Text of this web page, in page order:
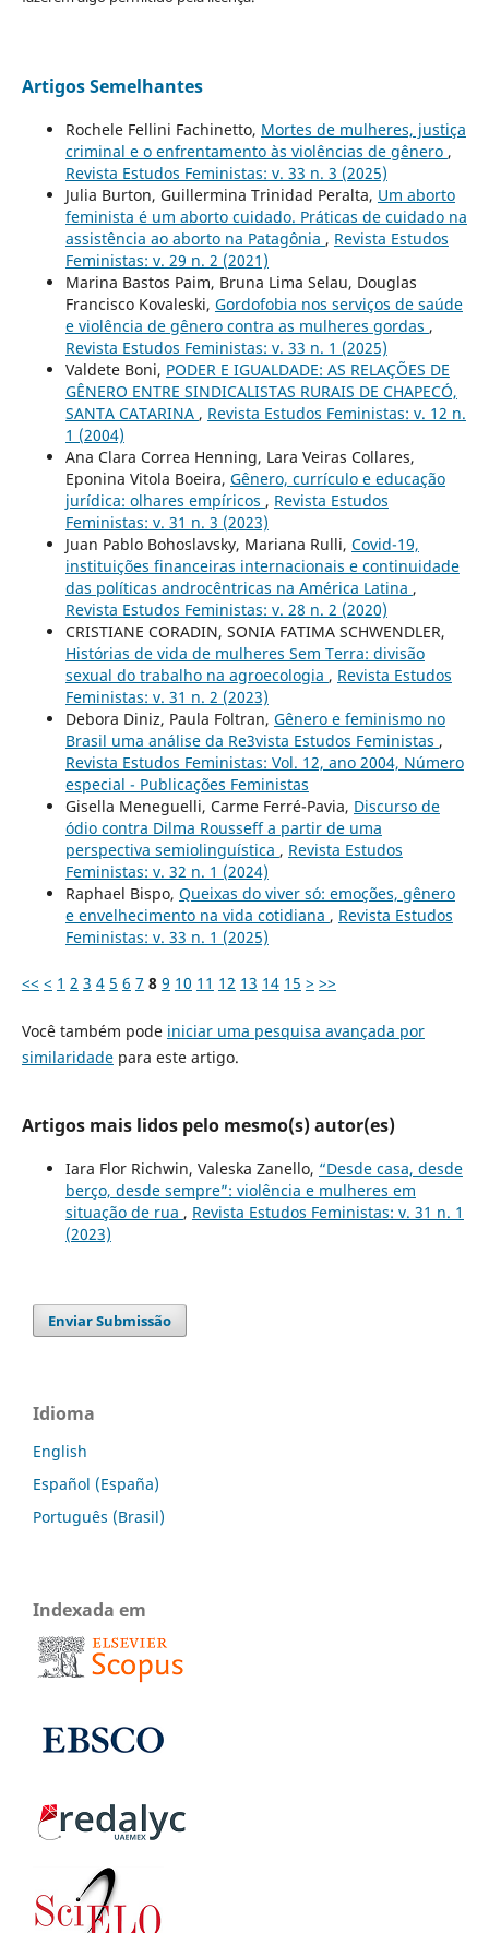
Artigos Semelhantes
Rochele Fellini Fachinetto, Mortes de mulheres, justiça
criminal e o enfrentamento às violências de gênero ,
Revista Estudos Feministas: v. 33 n. 3 (2025)
Julia Burton, Guillermina Trinidad Peralta, Um aborto
feminista é um aborto cuidado. Práticas de cuidado na
assistência ao aborto na Patagônia , Revista Estudos
Feministas: v. 29 n. 2 (2021)
Marina Bastos Paim, Bruna Lima Selau, Douglas
Francisco Kovaleski, Gordofobia nos serviços de saúde
e violência de gênero contra as mulheres gordas ,
Revista Estudos Feministas: v. 33 n. 1 (2025)
Valdete Boni, PODER E IGUALDADE: AS RELAÇÕES DE
GÊNERO ENTRE SINDICALISTAS RURAIS DE CHAPECÓ,
SANTA CATARINA , Revista Estudos Feministas: v. 12 n.
1 (2004)
Ana Clara Correa Henning, Lara Veiras Collares,
Eponina Vitola Boeira, Gênero, currículo e educação
jurídica: olhares empíricos , Revista Estudos
Feministas: v. 31 n. 3 (2023)
Juan Pablo Bohoslavsky, Mariana Rulli, Covid-19,
instituições financeiras internacionais e continuidade
das políticas androcêntricas na América Latina ,
Revista Estudos Feministas: v. 28 n. 2 (2020)
CRISTIANE CORADIN, SONIA FATIMA SCHWENDLER,
Histórias de vida de mulheres Sem Terra: divisão
sexual do trabalho na agroecologia , Revista Estudos
Feministas: v. 31 n. 2 (2023)
Debora Diniz, Paula Foltran, Gênero e feminismo no
Brasil uma análise da Re3vista Estudos Feministas ,
Revista Estudos Feministas: Vol. 12, ano 2004, Número
especial - Publicações Feministas
Gisella Meneguelli, Carme Ferré-Pavia, Discurso de
ódio contra Dilma Rousseff a partir de uma
perspectiva semiolinguística , Revista Estudos
Feministas: v. 32 n. 1 (2024)
Raphael Bispo, Queixas do viver só: emoções, gênero
e envelhecimento na vida cotidiana , Revista Estudos
Feministas: v. 33 n. 1 (2025)
<< < 1 2 3 4 5 6 7 8 9 10 11 12 13 14 15 > >>
Você também pode iniciar uma pesquisa avançada por
similaridadepara este artigo.
Artigos mais lidos pelo mesmo(s) autor(es)
Iara Flor Richwin, Valeska Zanello, “Desde casa, desde
berço, desde sempre”: violência e mulheres em
situação de rua , Revista Estudos Feministas: v. 31 n. 1
(2023)
Enviar Submissão
Idioma
English
Español (España)
Português (Brasil)
Indexada em